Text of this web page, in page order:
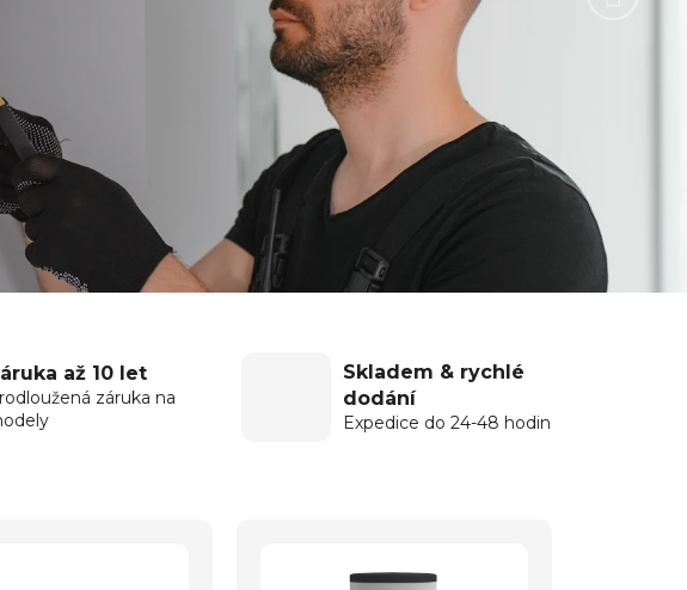
až 10 let
záruka na
Skladem & rychlé
dodání
Expedice do 24-48 hodin